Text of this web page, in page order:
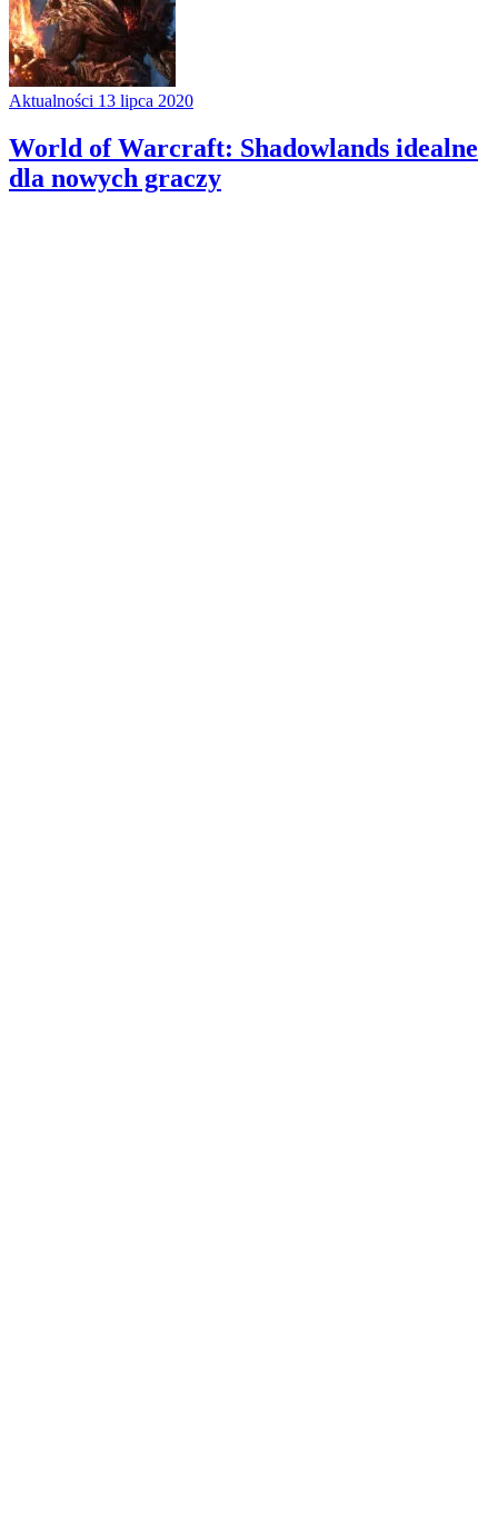
Aktualności 13 lipca 2020
World of Warcraft: Shadowlands idealne
dla nowych graczy